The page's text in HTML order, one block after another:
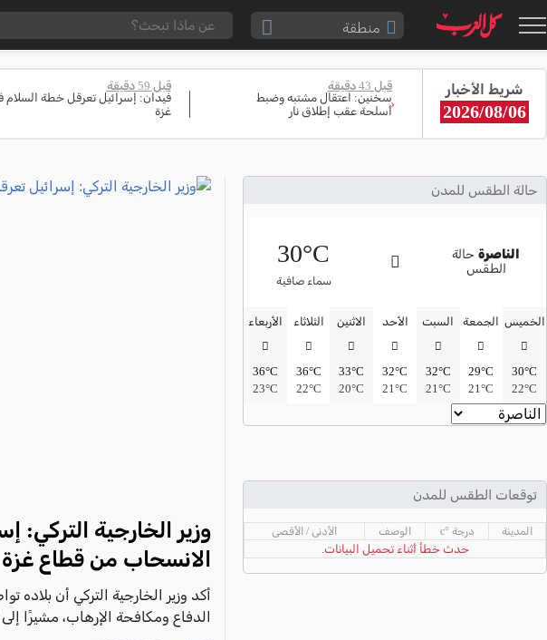
منطقة
القدس والقضاء
المثلث الشمالي
شفاعمرو والقضاء
الضفة الغربية
قطاع غزة
النقب
قرى المرج
المغار والقضاء
شريط الأخبار
2026/08/06
قبل 43 دقيقة
سخنين: اعتقال مشتبه وضبط
أسلحة عقب إطلاق نار
قبل 59 دقيقة
فيدان: إسرائيل تعرقل خطة السلام
غزة
‹
حالة الطقس للمدن
الناصرةحالة
الطقس
30°C
سماء صافية
الخميس
30°C
22°C
الجمعة
29°C
21°C
السبت
32°C
21°C
الأحد
32°C
21°C
الاثنين
33°C
20°C
الثلاثاء
36°C
22°C
الأربعاء
36°C
23°C
توقعات الطقس للمدن
المدينة درجة °c الوصف الأدنى / الأقصى
حدث خطأ أثناء تحميل البيانات.
وزير الخارجية التركي:
الانسحاب من قطاع غزة
أكد وزير الخارجية التركي أن بلاده
الدفاع ومكافحة الإرهاب، مشيرًا